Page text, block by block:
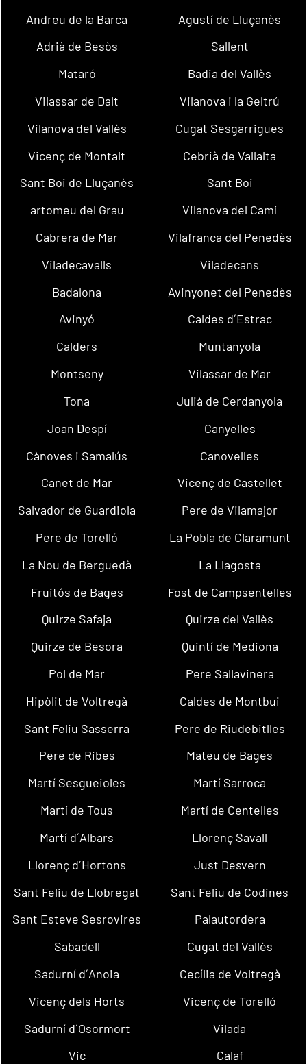
Andreu de la Barca
Agustí de Lluçanès
Adrià de Besòs
Sallent
Mataró
Badia del Vallès
Vilassar de Dalt
Vilanova i la Geltrú
Vilanova del Vallès
Cugat Sesgarrigues
Vicenç de Montalt
Cebrià de Vallalta
Sant Boi de Lluçanès
Sant Boi
artomeu del Grau
Vilanova del Camí
Cabrera de Mar
Vilafranca del Penedès
Viladecavalls
Viladecans
Badalona
Avinyonet del Penedès
Avinyó
Caldes d´Estrac
Calders
Muntanyola
Montseny
Vilassar de Mar
Tona
Julià de Cerdanyola
Joan Despí
Canyelles
Cànoves i Samalús
Canovelles
Canet de Mar
Vicenç de Castellet
Salvador de Guardiola
Pere de Vilamajor
Pere de Torelló
La Pobla de Claramunt
La Nou de Berguedà
La Llagosta
Fruitós de Bages
Fost de Campsentelles
Quirze Safaja
Quirze del Vallès
Quirze de Besora
Quintí de Mediona
Pol de Mar
Pere Sallavinera
Hipòlit de Voltregà
Caldes de Montbui
Sant Feliu Sasserra
Pere de Riudebitlles
Pere de Ribes
Mateu de Bages
Martí Sesgueioles
Martí Sarroca
Martí de Tous
Martí de Centelles
Martí d´Albars
Llorenç Savall
Llorenç d´Hortons
Just Desvern
Sant Feliu de Llobregat
Sant Feliu de Codines
Sant Esteve Sesrovires
Palautordera
Sabadell
Cugat del Vallès
Sadurní d´Anoia
Cecília de Voltregà
Vicenç dels Horts
Vicenç de Torelló
Sadurní d´Osormort
Vilada
Vic
Calaf